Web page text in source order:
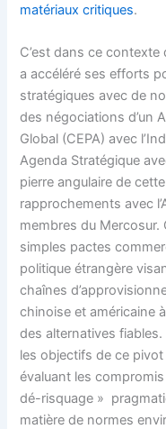
matériaux critiques.
C’est dans ce contexte
a accéléré ses efforts
stratégiques avec de
des négociations d’un
Global (CEPA) avec
Agenda Stratégique
pierre angulaire de
rapprochements avec
membres du
simples pactes
politique étrangère
chaînes
chinoise et américaine
des alternatives
les objectifs de ce
évaluant les
dé-risquage »
matière de normes